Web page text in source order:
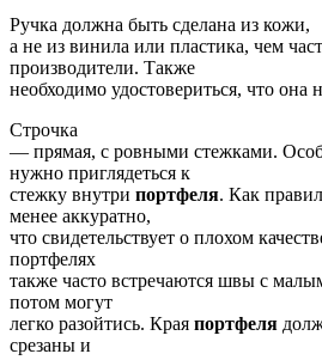
Ручка должна быть сделана из кожи,
а не из винила или пластика, чем
производители. Также
необходимо удостовериться, что она
Строчка
— прямая, с ровными стежками.
нужно приглядеться к
стежку внутри портфеля. Как
менее аккуратно,
что свидетельствует о плохом
портфелях
также часто встречаются швы с
потом могут
легко разойтись. Края портфеля
срезаны и